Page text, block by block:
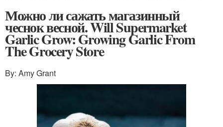
Можно ли сажать магазинный
чеснок весной. Will Supermarket
Garlic Grow: Growing Garlic From
The Grocery Store
By: Amy Grant